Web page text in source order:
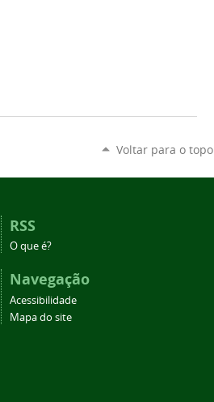
Voltar para o topo
RSS
O que é?
Navegação
Acessibilidade
Mapa do site